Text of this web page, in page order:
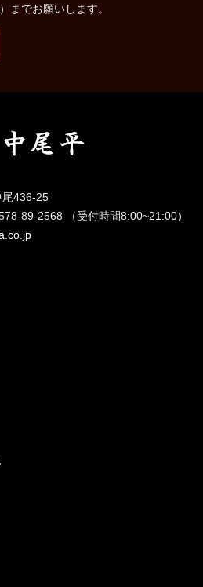
までお願いします。
尾436-25
89-2568 （受付時間8:00~21:00）